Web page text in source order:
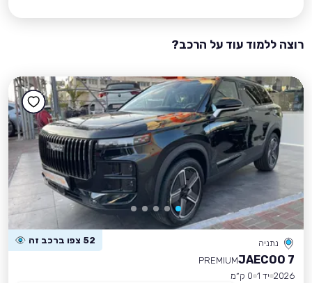
רוצה ללמוד עוד על הרכב?
נתניה 52 צפו ברכב זה
JAECOO 7
PREMIUM
2026 יד 1
0 ק״מ